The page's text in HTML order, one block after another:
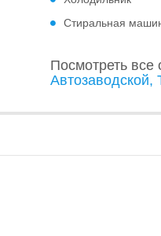
Стиральная
Посмотреть
Автозаводской,